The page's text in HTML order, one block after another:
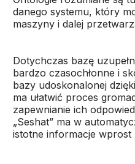
danego systemu, który
maszyny i dalej
Dotychczas bazę
bardzo czasochłonne i
bazy udoskonalonej
ma ułatwić proces
zapewnianie ich
„Seshat” ma w
istotne informacje wprost